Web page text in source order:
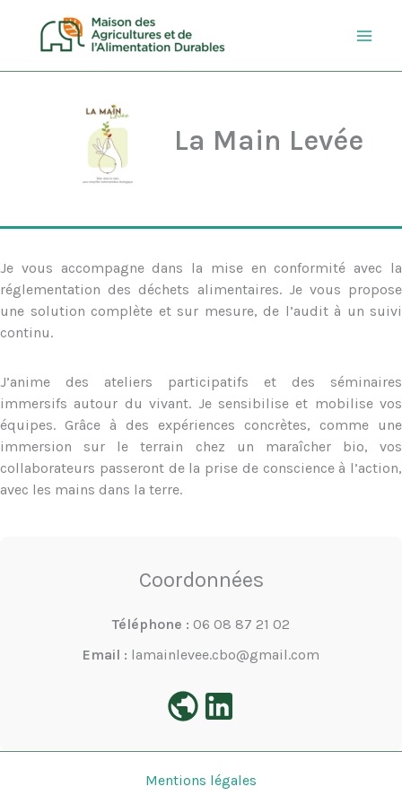
contenu
La Main Levée
Je vous accompagne dans la mise en conformité avec la
réglementation des déchets alimentaires. Je vous propose
une solution complète et sur mesure, de l’audit à un suivi
continu.
J’anime des ateliers participatifs et des séminaires
immersifs autour du vivant. Je sensibilise et mobilise vos
équipes. Grâce à des expériences concrètes, comme une
immersion sur le terrain chez un maraîcher bio, vos
collaborateurs passeront de la prise de conscience à l’action,
avec les mains dans la terre.
Coordonnées
Téléphone : 06 08 87 21 02
Email : lamainlevee.cbo@gmail.com
Mentions légales